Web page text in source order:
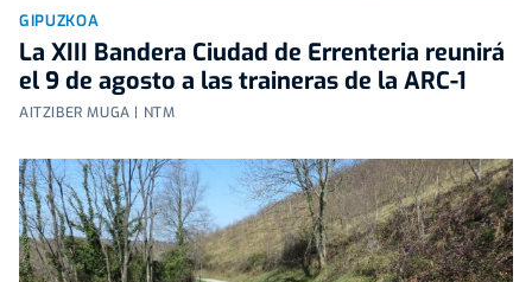
GIPUZKOA
La XIII Bandera Ciudad de Errenteria reunirá
el 9 de agosto a las traineras de la ARC-1
AITZIBER MUGA | NTM